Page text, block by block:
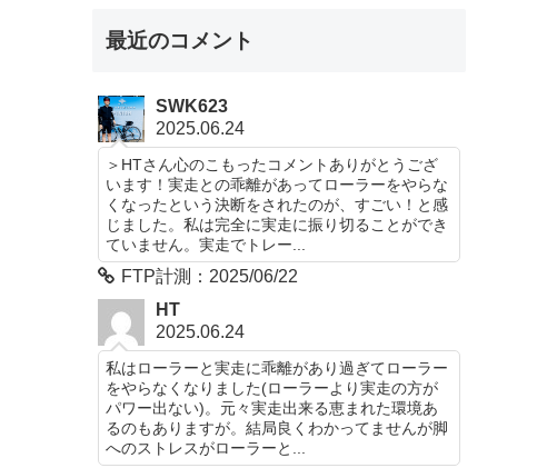
最近のコメント
SWK623
2025.06.24
＞HTさん心のこもったコメントありがとうござ
います！実走との乖離があってローラーをやらな
くなったという決断をされたのが、すごい！と感
じました。私は完全に実走に振り切ることができ
ていません。実走でトレー...
FTP計測：2025/06/22
HT
2025.06.24
私はローラーと実走に乖離があり過ぎてローラー
をやらなくなりました(ローラーより実走の方が
パワー出ない)。元々実走出来る恵まれた環境あ
るのもありますが。結局良くわかってませんが脚
へのストレスがローラーと...